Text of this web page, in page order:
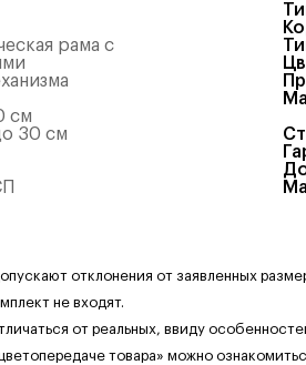
рама с
см
30 см
отклонения от заявленных
не входят.
от реальных, ввиду
товара» можно